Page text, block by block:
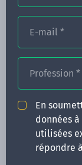
E-mail *
Profession *
En
données
utilisées
répondre
FORMATIONS
NOS
ACTUALITÉS
INFOS
Qui sommes-